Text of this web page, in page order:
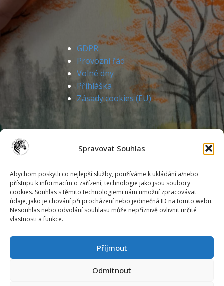
Spravovat Souhlas
Abychom poskytli co nejlepší služby, používáme k ukládání a/nebo
přístupu k informacím o zařízení, technologie jako jsou soubory
cookies. Souhlas s těmito technologiemi nám umožní zpracovávat
údaje, jako je chování při procházení nebo jedinečná ID na tomto webu.
Nesouhlas nebo odvolání souhlasu může nepříznivě ovlivnit určité
vlastnosti a funkce.
Příjmout
Odmítnout
GDPR
Provozní řád
Volné dny
Přihláška
Zásady cookies (EU)
Markéta Kunstová
Podlesí IV./5302
e-mail: zebrazlin@gmail.com
IČ: 72438436